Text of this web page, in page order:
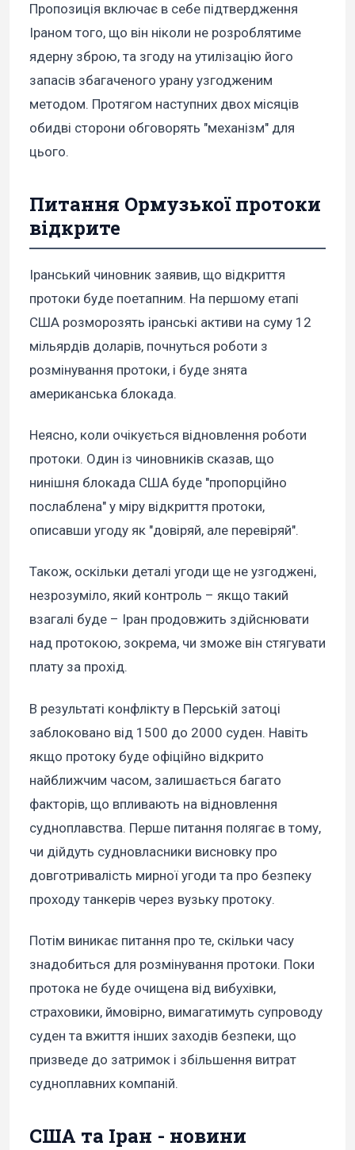
Пропозиція включає в себе підтвердження
Іраном того, що він ніколи не розроблятиме
ядерну зброю, та згоду на утилізацію його
запасів збагаченого урану узгодженим
методом. Протягом наступних двох місяців
обидві сторони обговорять "механізм" для
цього.
Питання Ормузької протоки
відкрите
Іранський чиновник заявив, що відкриття
протоки буде поетапним. На першому етапі
США розморозять іранські активи на суму 12
мільярдів доларів, почнуться роботи з
розмінування протоки, і буде знята
американська блокада.
Неясно, коли очікується відновлення роботи
протоки. Один із чиновників сказав, що
нинішня блокада США буде "пропорційно
послаблена" у міру відкриття протоки,
описавши угоду як "довіряй, але перевіряй".
Також, оскільки деталі угоди ще не узгоджені,
незрозуміло, який контроль – якщо такий
взагалі буде – Іран продовжить здійснювати
над протокою, зокрема, чи зможе він стягувати
плату за прохід.
В результаті конфлікту в Перській затоці
заблоковано від 1500 до 2000 суден. Навіть
якщо протоку буде офіційно відкрито
найближчим часом, залишається багато
факторів, що впливають на відновлення
судноплавства. Перше питання полягає в тому,
чи дійдуть судновласники висновку про
довготривалість мирної угоди та про безпеку
проходу танкерів через вузьку протоку.
Потім виникає питання про те, скільки часу
знадобиться для розмінування протоки. Поки
протока не буде очищена від вибухівки,
страховики, ймовірно, вимагатимуть супроводу
суден та вжиття інших заходів безпеки, що
призведе до затримок і збільшення витрат
судноплавних компаній.
США та Іран - новини